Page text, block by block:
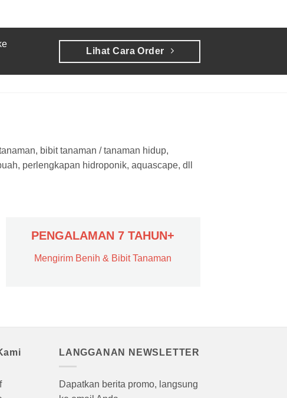
Lihat Cara Order
bibit tanaman / tanaman hidup,
perlengkapan hidroponik, aquascape, dll
PENGALAMAN 7 TAHUN+
Mengirim Benih & Bibit Tanaman
LANGGANAN NEWSLETTER
Dapatkan berita promo, langsung